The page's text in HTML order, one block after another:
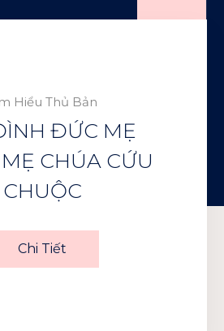
Hiểu Thủ Bản
ĐỨC MẸ
CHÚA CỨU
CHUỘC
Chi Tiết